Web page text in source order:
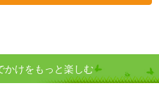
かけをもっと楽しむ